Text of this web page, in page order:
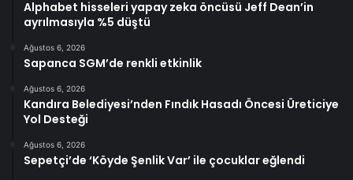
Alphabet hisseleri yapay zeka öncüsü Jeff Dean’in
ayrılmasıyla %5 düştü
Ağustos 6, 2026
Sapanca SGM’de renkli etkinlik
Ağustos 6, 2026
Kandıra Belediyesi’nden Fındık Hasadı Öncesi Üreticiye
Yol Desteği
Ağustos 6, 2026
Sepetçi’de ‘Köyde Şenlik Var’ ile çocuklar eğlendi